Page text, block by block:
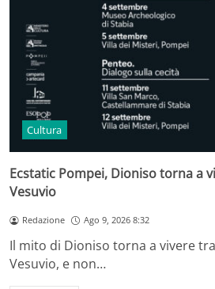
Cultura
Ecstatic Pompei, Dioniso torna a
Vesuvio
Redazione Ago 9, 2026 8:32
Il mito di Dioniso torna a vivere
Vesuvio, e non…